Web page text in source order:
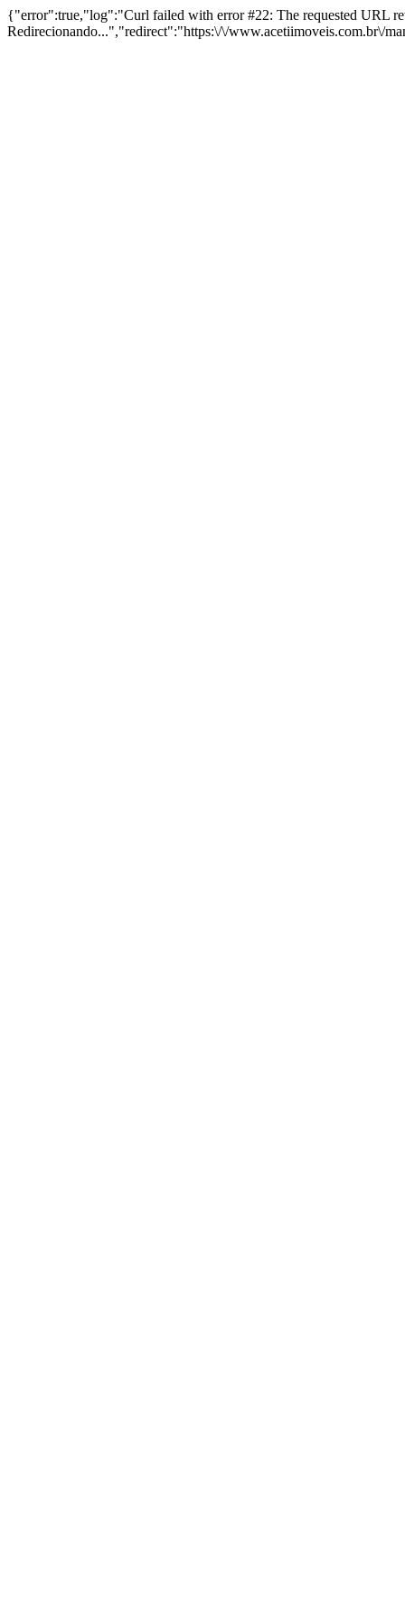
{"error":true,"log":"Curl failed with error #22: The requested URL
Redirecionando...","redirect":"https:\/\/www.acetiimoveis.com.br\/